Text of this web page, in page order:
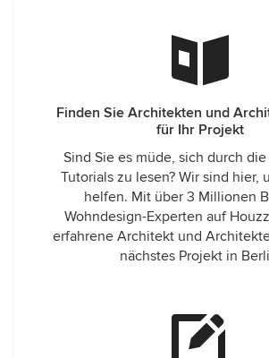
Finden Sie Architekten und
für Ihr Projekt
Sind Sie es müde, sich durch
Tutorials zu lesen? Wir sind hier,
helfen. Mit über 3 Millionen
Wohndesign-Experten auf
erfahrene Architekt und
nächstes Projekt in